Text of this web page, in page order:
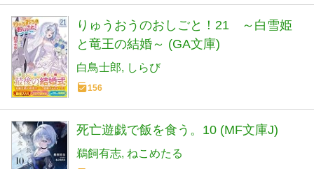
りゅうおうのおしごと！21 ～白雪姫
と竜王の結婚～ (GA文庫)
白鳥士郎 しらび
156
死亡遊戯で飯を食う。10 (MF文庫J)
鵜飼有志 ねこめたる